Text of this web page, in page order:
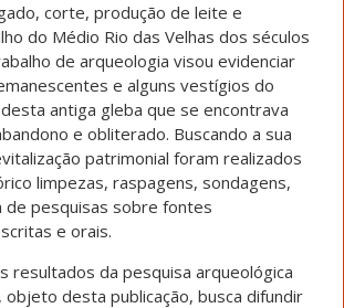
corte, produção de leite e
do Médio Rio das Velhas dos séculos
de arqueologia visou evidenciar
e alguns vestígios do
antiga gleba que se encontrava
e obliterado. Buscando a sua
patrimonial foram realizados
limpezas, raspagens, sondagens,
de pesquisas sobre fontes
e orais.
resultados da pesquisa arqueológica
objeto desta publicação, busca difundir